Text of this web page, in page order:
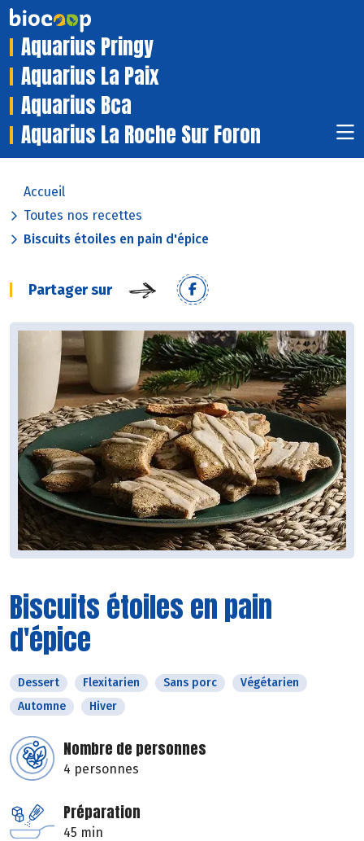
Aquarius Pringy
Aquarius La Paix
Aquarius Bca
Aquarius La Roche Sur Foron
Accueil
Toutes nos recettes
Biscuits étoiles en pain d'épice
Partager sur
Biscuits étoiles en pain
d'épice
Dessert Flexitarien Sans porc
Végétarien
Automne
Hiver
Nombre de personnes
4 personnes
Préparation
45 min